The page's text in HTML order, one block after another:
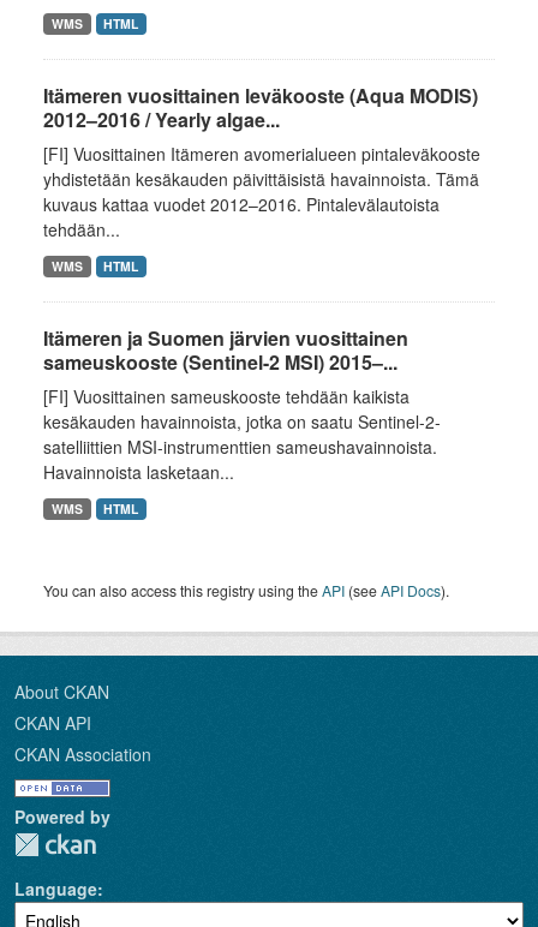
WMS HTML
Itämeren vuosittainen leväkooste (Aqua MODIS)
2012–2016 / Yearly algae...
[FI] Vuosittainen Itämeren avomerialueen pintaleväkooste
yhdistetään kesäkauden päivittäisistä havainnoista. Tämä
kuvaus kattaa vuodet 2012–2016. Pintalevälautoista
tehdään...
WMS HTML
Itämeren ja Suomen järvien vuosittainen
sameuskooste (Sentinel-2 MSI) 2015–...
[FI] Vuosittainen sameuskooste tehdään kaikista
kesäkauden havainnoista, jotka on saatu Sentinel-2-
satelliittien MSI-instrumenttien sameushavainnoista.
Havainnoista lasketaan...
WMS HTML
You can also access this registry using theAPI (seeAPI Docs).
About CKAN
CKAN API
CKAN Association
Powered by
Language